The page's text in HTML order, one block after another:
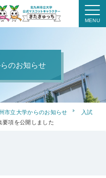
のお知らせ
市立大学からのお知らせ
入試
項を公開しました